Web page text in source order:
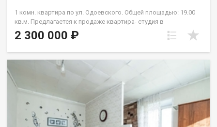
1 комн. квартира по ул. Одоевского. Общей площадью: 19.00
кв.м. Предлагается к продаже квартира- студия в
монолитном доме на 2 этаже в жилом состоянии. Квартира
очень тёплая и светлая. Санузел в кафеле от пола до потолка.
покупателю.Лоджия с хорошим ремонтом. Можно
использовать для сдачи в аренду. Дом оборудован двумя
лифтами: пассажирским и грузовым, что удобно для подъема
крупногабаритных предметов. В доме также есть пандус, что
особенно важно для семей с маленькими детьми или пожилых
людей. Придомовая территория просторная. Парковочных
мест всегда хватает. Во дворе есть большая детская
площадка. Рядом с домом находятся школы, детские сады,
2 300 000 ₽